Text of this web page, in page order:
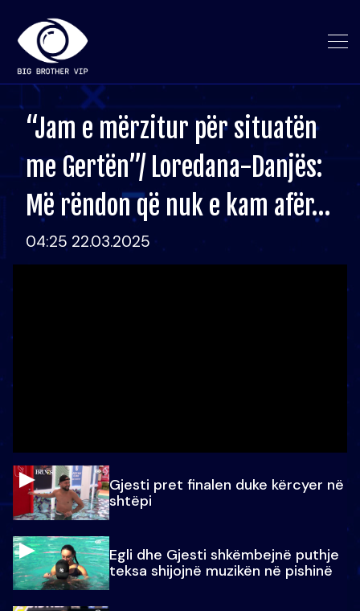
“Jam e mërzitur për situatën
me Gertën”/ Loredana-Danjës:
Më rëndon që nuk e kam afër…
04:25 22.03.2025
Gjesti pret finalen duke kërcyer në
shtëpi
Egli dhe Gjesti shkëmbejnë puthje
teksa shijojnë muzikën në pishinë